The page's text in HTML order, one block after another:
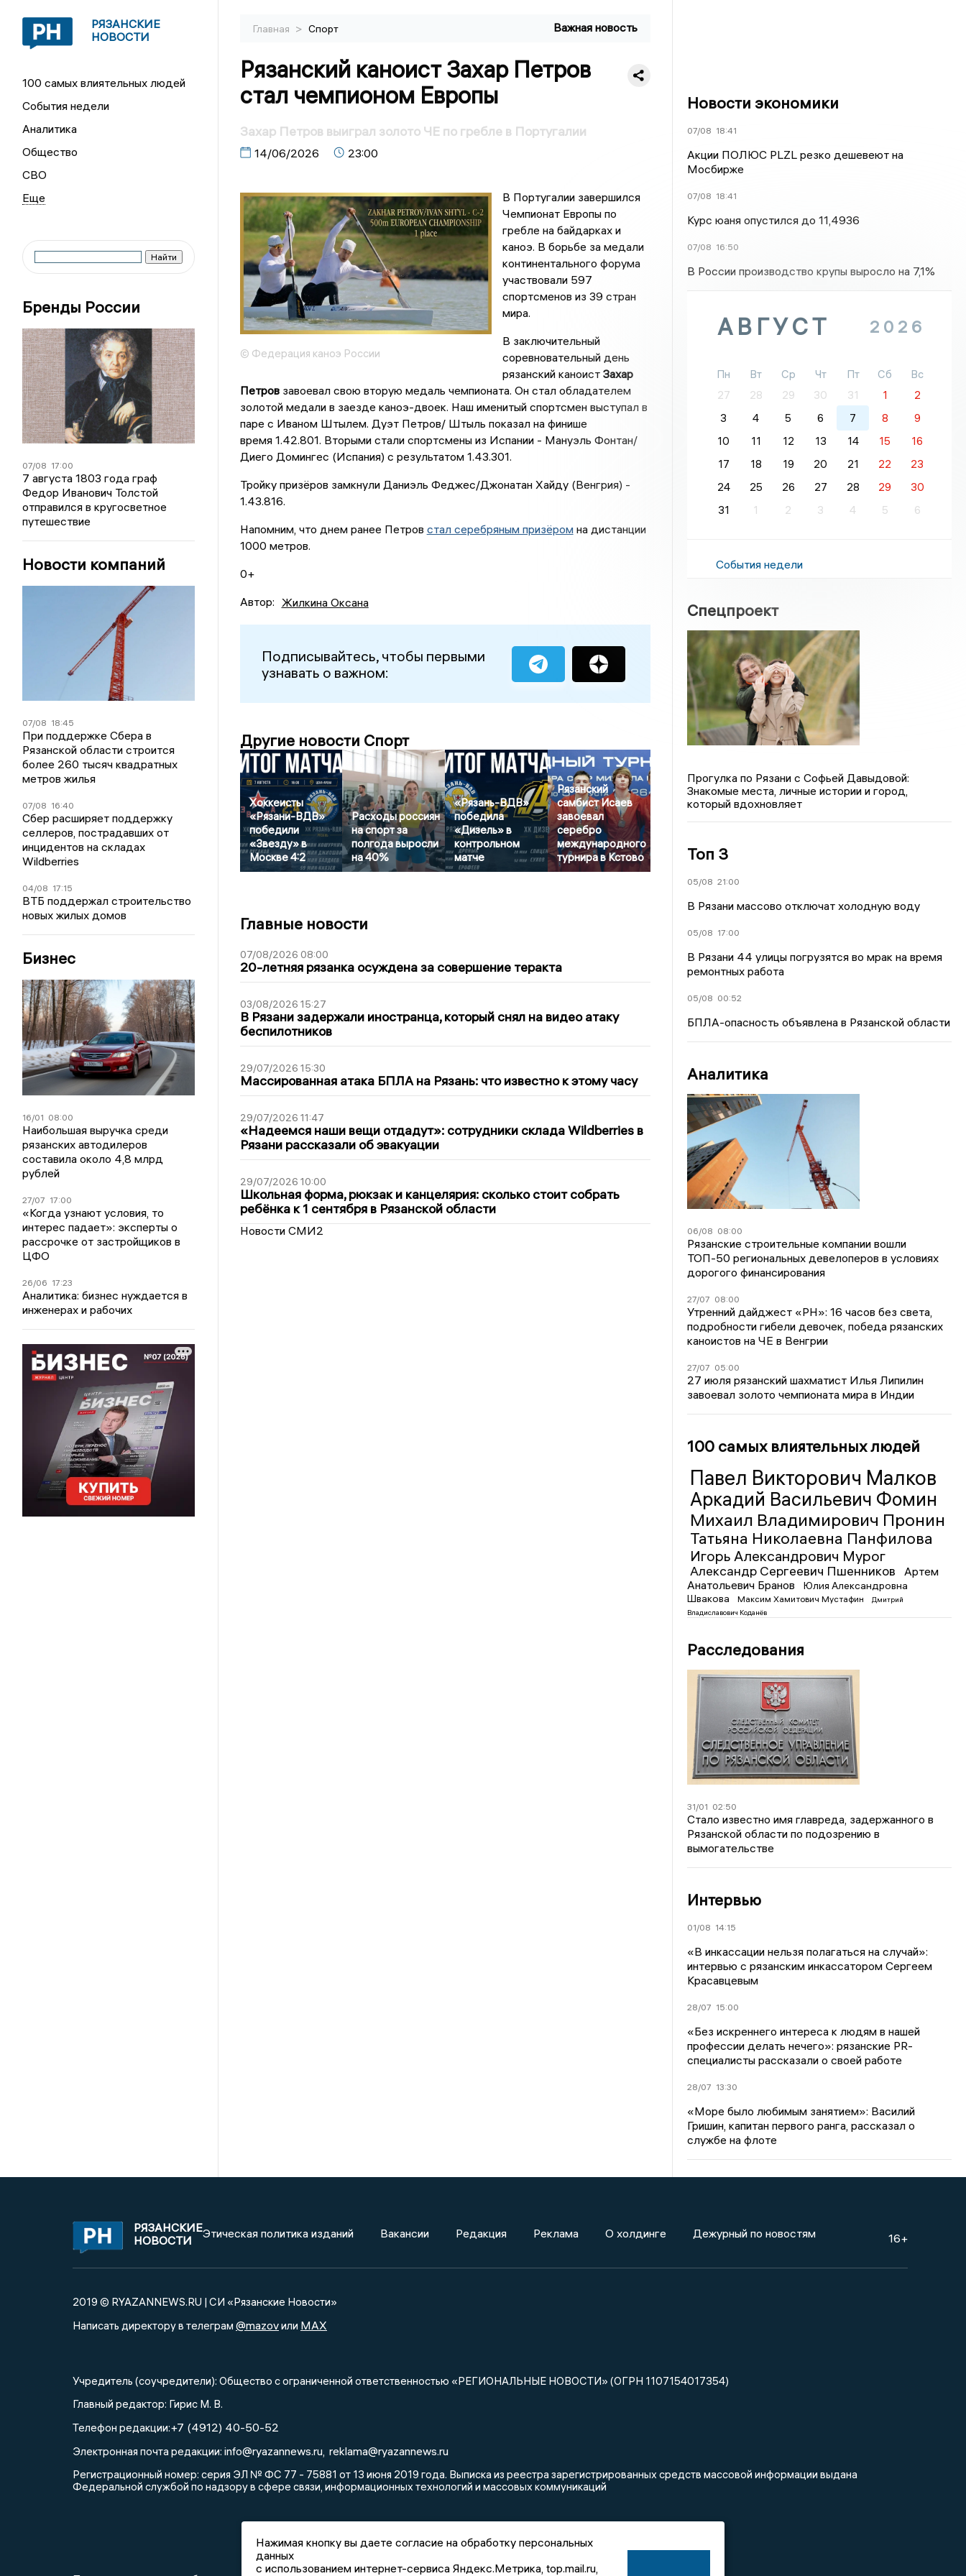
РЯЗАНСКИЕ
НОВОСТИ
100 самых влиятельных людей
События недели
Аналитика
Общество
СВО
Бренды России
07/08 17:00
7 августа 1803 года граф
Федор Иванович Толстой
отправился в кругосветное
путешествие
Новости компаний
07/08 18:45
При поддержке Сбера в
Рязанской области строится
более 260 тысяч квадратных
метров жилья
07/08 16:40
Сбер расширяет поддержку
селлеров, пострадавших от
инцидентов на складах
Wildberries
04/08 17:15
ВТБ поддержал строительство
новых жилых домов
Бизнес
16/01 08:00
Наибольшая выручка среди
рязанских автодилеров
составила около 4,8 млрд
рублей
27/07 17:00
«Когда узнают условия, то
интерес падает»: эксперты о
рассрочке от застройщиков в
ЦФО
26/06 17:23
Аналитика: бизнес нуждается в
инженерах и рабочих
Главная > Спорт Важная новость
Рязанский каноист Захар Петров
стал чемпионом Европы
Захар Петров выиграл золото ЧЕ по гребле в Португалии
14/06/2026 23:00
© Федерация каноэ России
В Португалии завершился
Чемпионат Европы по
гребле на байдарках и
каноэ. В борьбе за медали
континентального форума
участвовали 597
спортсменов из 39 стран
мира.
В заключительный
соревновательный день
рязанский каноист Захар
Петровзавоевал свою вторую медаль чемпионата. Он стал обладателем
золотой медали в заезде каноэ-двоек. Наш именитый спортсмен выступал в
паре с Иваном Штылем. Дуэт Петров/ Штыль показал на финише
время 1.42.801. Вторыми стали спортсмены из Испании - Мануэль Фонтан/
Диего Домингес (Испания) с результатом 1.43.301.
Тройку призёров замкнули Даниэль Феджес/Джонатан Хайду (Венгрия) -
1.43.816.
Напомним, что днем ранее Петров стал серебряным призёромна дистанции
1000 метров.
0+
Автор: Жилкина Оксана
Подписывайтесь, чтобы первыми
узнавать о важном:
Другие новости Спорт
Хоккеисты
«Рязани-ВДВ»
победили
«Звезду» в
Москве 4:2
Расходы россиян
на спорт за
полгода выросли
на 40%
«Рязань-ВДВ»
победила
«Дизель» в
контрольном
матче
Рязанский
самбист Исаев
завоевал
серебро
международного
турнира в Кстово
Главные новости
07/08/2026 08:00
20-летняя рязанка осуждена за совершение теракта
03/08/2026 15:27
В Рязани задержали иностранца, который снял на видео атаку
беспилотников
29/07/2026 15:30
Массированная атака БПЛА на Рязань: что известно к этому часу
29/07/2026 11:47
«Надеемся наши вещи отдадут»: сотрудники склада Wildberries в
Рязани рассказали об эвакуации
29/07/2026 10:00
Школьная форма, рюкзак и канцелярия: сколько стоит собрать
ребёнка к 1 сентября в Рязанской области
Новости СМИ2
Новости экономики
07/08 18:41
Акции ПОЛЮС PLZL резко дешевеют на
Мосбирже
07/08 18:41
Курс юаня опустился до 11,4936
07/08 16:50
В России производство крупы выросло на 7,1%
АВГУСТ 2026
Пн Вт Ср Чт Пт Сб
Вс
27
28 29 30 31 1
2
3
4 5 6 7 8
9
10
11 12 13 14 15
16
17
18 19 20 21 22
23
24
25 26 27 28 29
30
31
1 2 3 4 5 6
События недели
Спецпроект
Прогулка по Рязани с Софьей Давыдовой:
Знакомые места, личные истории и город,
который вдохновляет
Топ 3
05/08 21:00
В Рязани массово отключат холодную воду
05/08 17:00
В Рязани 44 улицы погрузятся во мрак на время
ремонтных работа
05/08 00:52
БПЛА-опасность объявлена в Рязанской области
Аналитика
06/08 08:00
Рязанские строительные компании вошли
ТОП-50 региональных девелоперов в условиях
дорогого финансирования
27/07 08:00
Утренний дайджест «РН»: 16 часов без света,
подробности гибели девочек, победа рязанских
каноистов на ЧЕ в Венгрии
27/07 05:00
27 июля рязанский шахматист Илья Липилин
завоевал золото чемпионата мира в Индии
100 самых влиятельных людей
Павел Викторович Малков
Аркадий Васильевич Фомин
Михаил Владимирович Пронин
Татьяна Николаевна Панфилова
Игорь Александрович Мурог
Александр Сергеевич Пшенников
Артем
Анатольевич Бранов
Юлия Александровна
Швакова
Максим Хамитович Мустафин
Дмитрий
Владиславович Коданёв
Расследования
31/01 02:50
Стало известно имя главреда, задержанного в
Рязанской области по подозрению в
вымогательстве
Интервью
01/08 14:15
«В инкассации нельзя полагаться на случай»:
интервью с рязанским инкассатором Сергеем
Красавцевым
28/07 15:00
«Без искреннего интереса к людям в нашей
профессии делать нечего»: рязанские PR-
специалисты рассказали о своей работе
28/07 13:30
«Море было любимым занятием»: Василий
Гришин, капитан первого ранга, рассказал о
службе на флоте
РЯЗАНСКИЕ
НОВОСТИ
Этическая политика изданий Вакансии Редакция Реклама О холдинге Дежурный по новостям 16+
2019 © RYAZANNEWS.RU | СИ «Рязанские Новости»
Написать директору в телеграм @mazovили MAX
Учредитель (соучредители): Общество с ограниченной ответственностью «РЕГИОНАЛЬНЫЕ НОВОСТИ» (ОГРН 1107154017354)
Главный редактор: Гирис М. В.
Телефон редакции:+7 (4912) 40-50-52
Электронная почта редакции: info@ryazannews.ru reklama@ryazannews.ru
Регистрационный номер: серия ЭЛ № ФС 77 - 75881 от 13 июня 2019 года. Выписка из реестра зарегистрированных средств массовой информации выдана
Федеральной службой по надзору в сфере связи, информационных технологий и массовых коммуникаций
Нажимая кнопку вы даете согласие на обработку персональных
данных
с использованием интернет-сервиса Яндекс.Метрика, top.mail.ru,